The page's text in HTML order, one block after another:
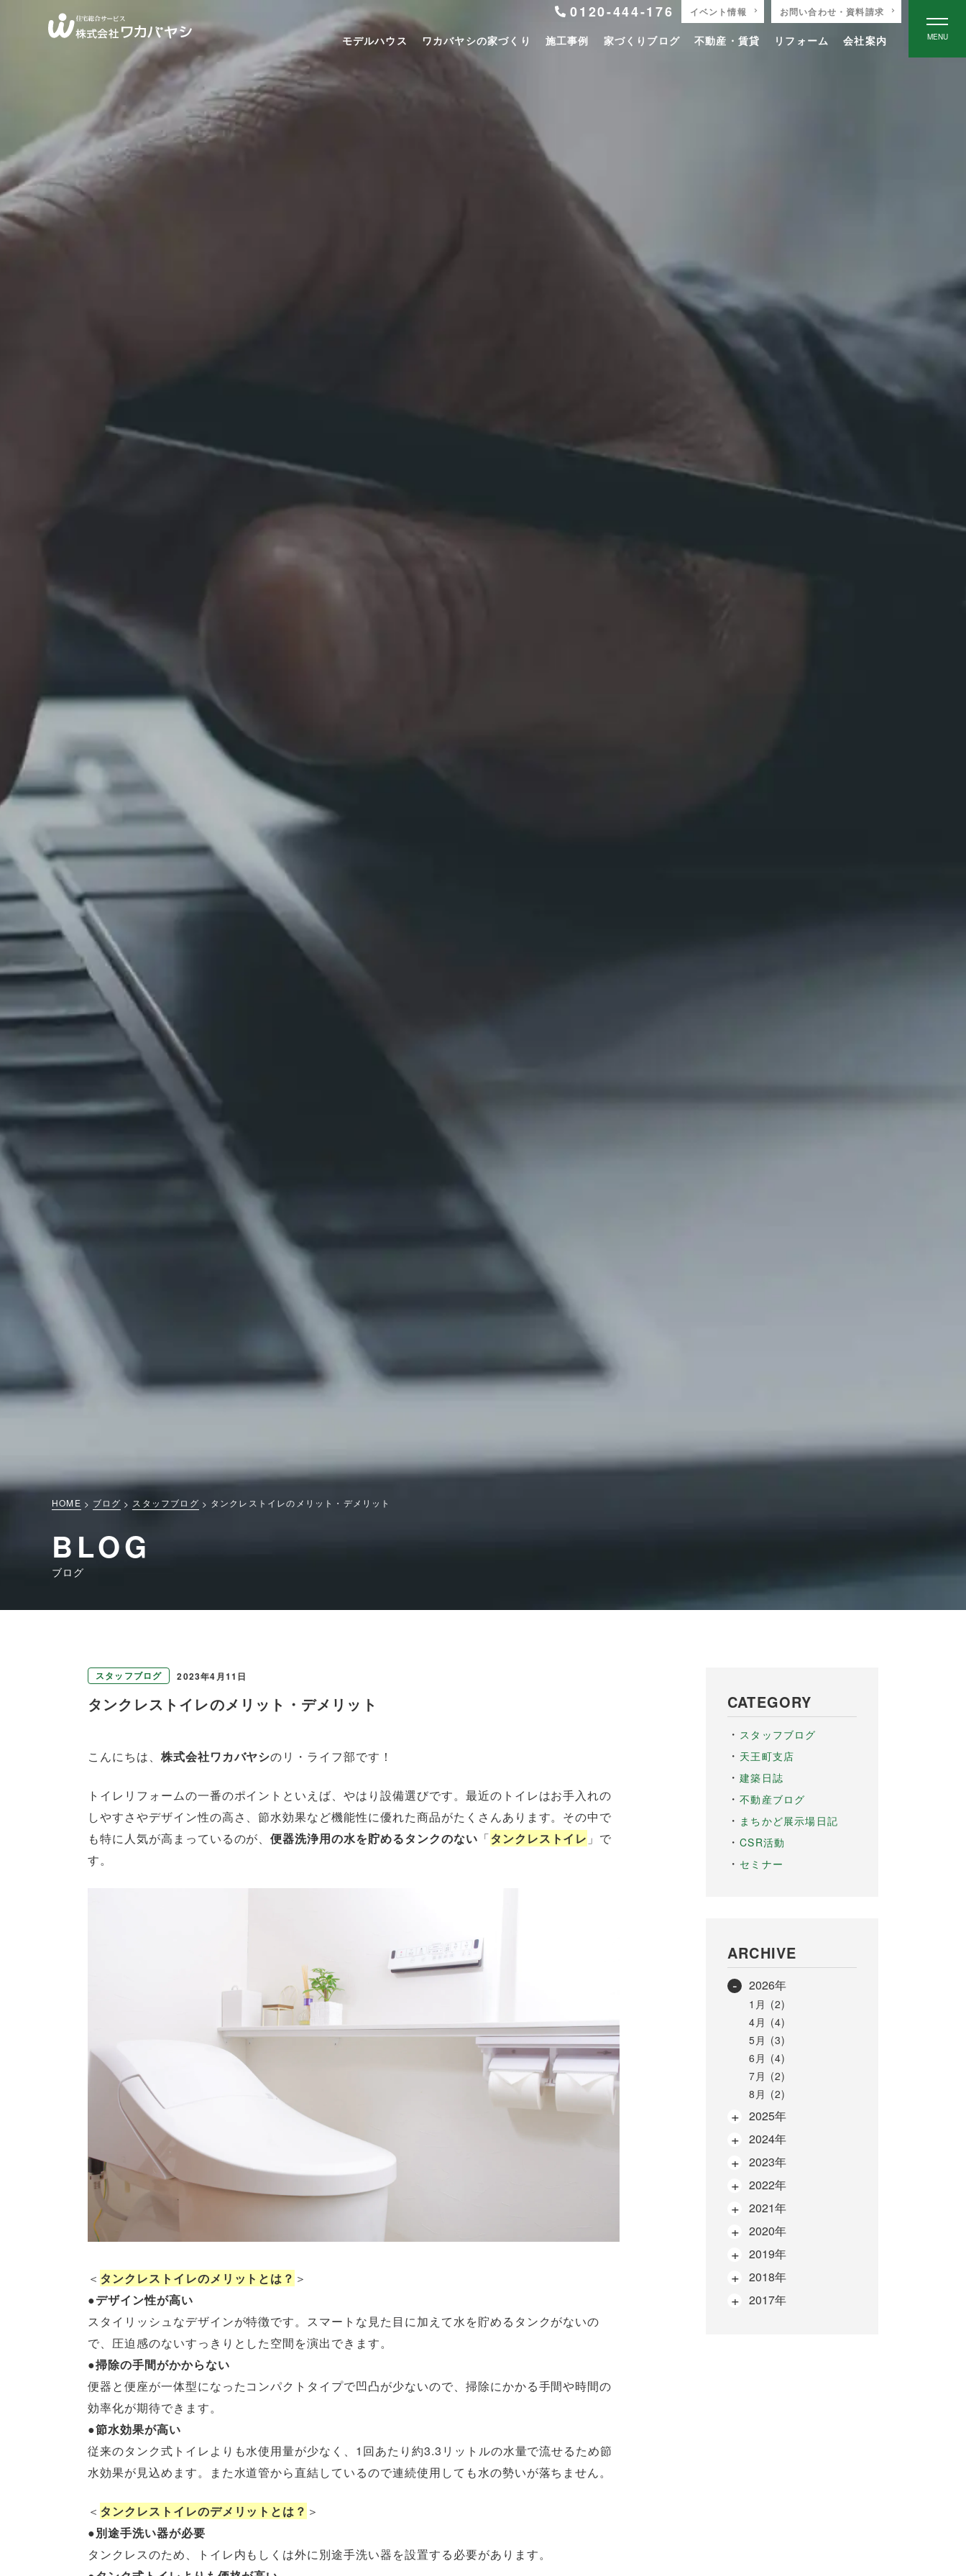
0120-444-176 イベント情報 お問い合わせ・資料請求
モデルハウス ワカバヤシの家づくり 施工事例 家づくりブログ 不動産・賃貸 リフォーム 会社案内 MENU
HOME ブログ スタッフブログ タンクレストイレのメリット・デメリット
BLOG
ブログ
スタッフブログ 2023年4月11日
タンクレストイレのメリット・デメリット
こんにちは、 株式会社ワカバヤシのリ・ライフ部です！
トイレリフォームの一番のポイントといえば、やはり設備選びです。最近のトイレはお手入れの
しやすさやデザイン性の高さ、節水効果など機能性に優れた商品がたくさんあります。その中で
も特に人気が高まっているのが、便器洗浄用の水を貯めるタンクのない 「タンクレストイレ 」で
す。
＜ タンクレストイレのメリットとは？ ＞
●デザイン性が高い
スタイリッシュなデザインが特徴です。スマートな見た目に加えて水を貯めるタンクがないの
で、圧迫感のないすっきりとした空間を演出できます。
●掃除の手間がかからない
便器と便座が一体型になったコンパクトタイプで凹凸が少ないので、掃除にかかる手間や時間の
効率化が期待できます。
●節水効果が高い
従来のタンク式トイレよりも水使用量が少なく、1回あたり約3.3リットルの水量で流せるため節
水効果が見込めます。また水道管から直結しているので連続使用しても水の勢いが落ちません。
＜ タンクレストイレのデメリットとは？ ＞
●別途手洗い器が必要
タンクレスのため、トイレ内もしくは外に別途手洗い器を設置する必要があります。
CATEGORY
スタッフブログ
天王町支店
建築日誌
不動産ブログ
まちかど展示場日記
CSR活動
セミナー
ARCHIVE
2026年
1月 (2)
4月 (4)
5月 (3)
6月 (4)
7月 (2)
8月 (2)
2025年
2024年
2023年
2022年
2021年
2020年
2019年
2018年
2017年